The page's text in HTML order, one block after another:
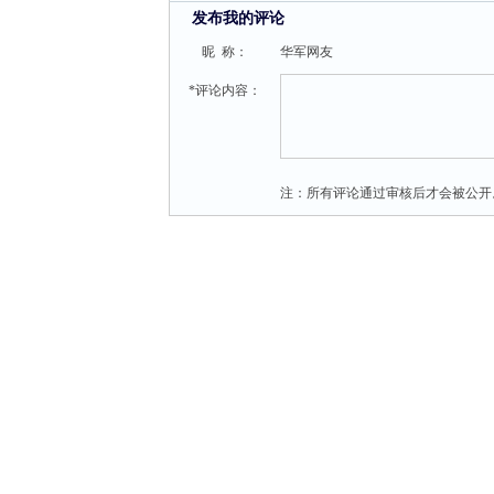
发布我的评论
昵 称： 华军网友
*评论内容：
注：所有评论通过审核后才会被公